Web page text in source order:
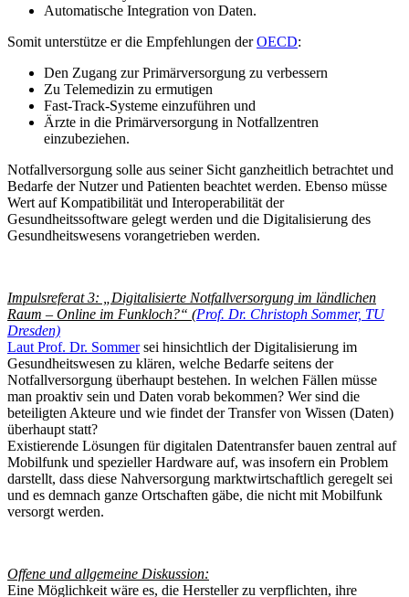
Automatische Integration von Daten.
Somit unterstütze er die Empfehlungen derOECD:
Den Zugang zur Primärversorgung zu verbessern
Zu Telemedizin zu ermutigen
Fast-Track-Systeme einzuführen und
Ärzte in die Primärversorgung in Notfallzentren
einzubeziehen.
Notfallversorgung solle aus seiner Sicht ganzheitlich betrachtet und
Bedarfe der Nutzer und Patienten beachtet werden. Ebenso müsse
Wert auf Kompatibilität und Interoperabilität der
Gesundheitssoftware gelegt werden und die Digitalisierung des
Gesundheitswesens vorangetrieben werden.
Impulsreferat 3: „Digitalisierte Notfallversorgung im ländlichen
Raum – Online im Funkloch?“ (Prof. Dr. Christoph Sommer, TU
Dresden)
Laut Prof. Dr. Sommersei hinsichtlich der Digitalisierung im
Gesundheitswesen zu klären, welche Bedarfe seitens der
Notfallversorgung überhaupt bestehen. In welchen Fällen müsse
man proaktiv sein und Daten vorab bekommen? Wer sind die
beteiligten Akteure und wie findet der Transfer von Wissen (Daten)
überhaupt statt?
Existierende Lösungen für digitalen Datentransfer bauen zentral auf
Mobilfunk und spezieller Hardware auf, was insofern ein Problem
darstellt, dass diese Nahversorgung marktwirtschaftlich geregelt sei
und es demnach ganze Ortschaften gäbe, die nicht mit Mobilfunk
versorgt werden.
Offene und allgemeine Diskussion:
Eine Möglichkeit wäre es, die Hersteller zu verpflichten, ihre